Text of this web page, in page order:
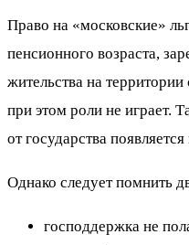
Право на «московские»
пенсионного возраста,
жительства на
при этом роли не играет.
от государства
Однако следует помнить
господдержка не